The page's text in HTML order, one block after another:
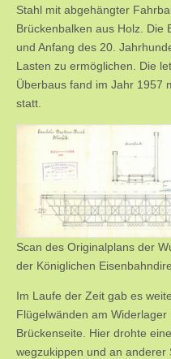
Stahl mit abgehängter
Brückenbalken aus Holz. Die
und Anfang des 20.
Lasten zu ermöglichen. Die
Überbaus fand im Jahr 1957
statt.
Scan des Originalplans der
der Königlichen
Im Laufe der Zeit gab es
Flügelwänden am
Brückenseite. Hier drohte
wegzukippen und an anderer